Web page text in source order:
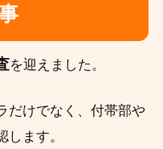
を迎えました。
だけでなく、付帯部や
ます。